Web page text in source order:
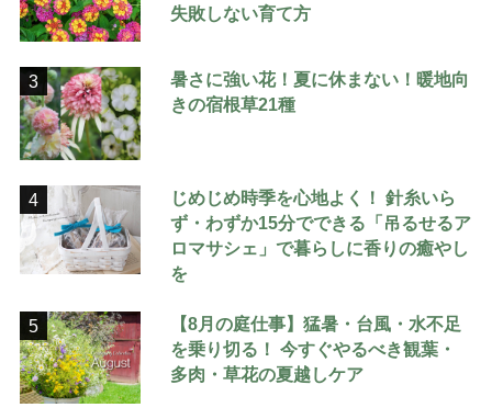
失敗しない育て方
3
暑さに強い花！夏に休まない！暖地向
きの宿根草21種
4
じめじめ時季を心地よく！ 針糸いら
ず・わずか15分でできる「吊るせるア
ロマサシェ」で暮らしに香りの癒やし
を
5
【8月の庭仕事】猛暑・台風・水不足
を乗り切る！ 今すぐやるべき観葉・
多肉・草花の夏越しケア